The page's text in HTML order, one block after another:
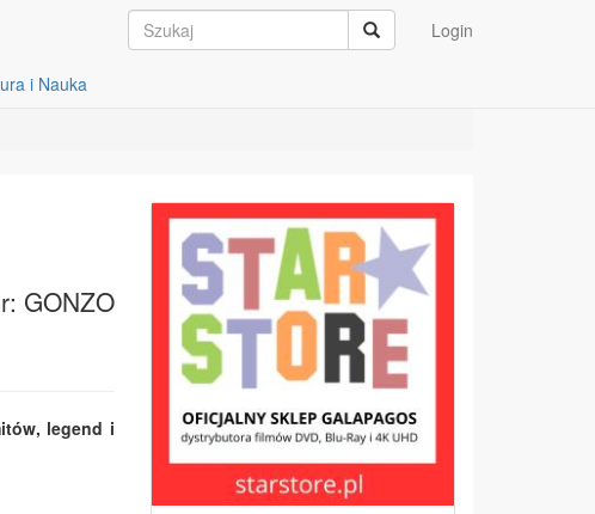
Login
i Nauka
GONZO
legend i